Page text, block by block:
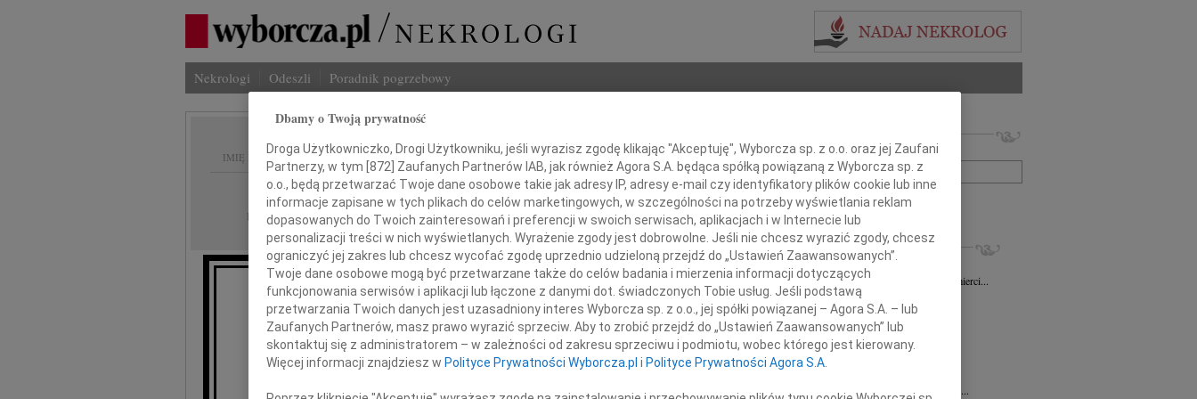
Nekrologi Odeszli Poradnik pogrzebowy
IMIĘ I NAZWISKO:
REGION: Łódź
DATA EMISJI: 20.08.2010
Kubie Araszkiewiczowi
oraz
Imię i nazwisko lub numer ogłoszenia:
+ szukanie zaawansowane
INNE NEKROLOGI
Tadeusz Gapiński 03.08.2026
Z dużym żalem przyjęliśmy wiadomość o śmierci...
31.07.2026Łódź
Wyrazy głębokiego współczucia dla...
29.07.2026
Łódź
Wyrazy współczucia Pani Janinie...
27.07.2026
Pani Joannie Nowińskiej wyrazy głębokiego...
Dbamy o Twoją prywatność
Droga Użytkowniczko, Drogi Użytkowniku, jeśli wyrazisz zgodę klikając "Akceptuję", Wyborcza sp. z o.o. oraz jej Zaufani
Partnerzy, w tym [872] Zaufanych Partnerów IAB, jak również Agora S.A. będąca spółką powiązaną z Wyborcza sp. z
o.o., będą przetwarzać Twoje dane osobowe takie jak adresy IP, adresy e-mail czy identyfikatory plików cookie lub inne
informacje zapisane w tych plikach do celów marketingowych, w szczególności na potrzeby wyświetlania reklam
dopasowanych do Twoich zainteresowań i preferencji w swoich serwisach, aplikacjach i w Internecie lub
personalizacji treści w nich wyświetlanych. Wyrażenie zgody jest dobrowolne. Jeśli nie chcesz wyrazić zgody, chcesz
ograniczyć jej zakres lub chcesz wycofać zgodę uprzednio udzieloną przejdź do „Ustawień Zaawansowanych”.
Twoje dane osobowe mogą być przetwarzane także do celów badania i mierzenia informacji dotyczących
funkcjonowania serwisów i aplikacji lub łączone z danymi dot. świadczonych Tobie usług. Jeśli podstawą
przetwarzania Twoich danych jest uzasadniony interes Wyborcza sp. z o.o., jej spółki powiązanej – Agora S.A. – lub
Zaufanych Partnerów, masz prawo wyrazić sprzeciw. Aby to zrobić przejdź do „Ustawień Zaawansowanych” lub
skontaktuj się z administratorem – w zależności od zakresu sprzeciwu i podmiotu, wobec którego jest kierowany.
Więcej informacji znajdziesz w Polityce Prywatności Wyborcza.pl i Polityce Prywatności Agora S.A.